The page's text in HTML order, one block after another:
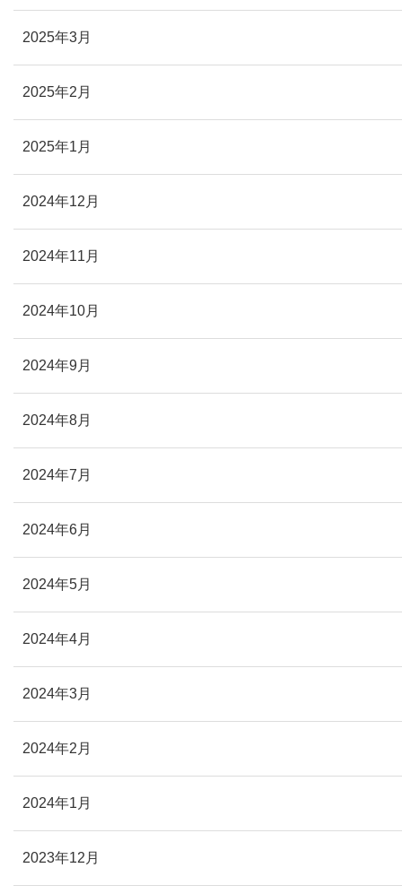
2025年3月
2025年2月
2025年1月
2024年12月
2024年11月
2024年10月
2024年9月
2024年8月
2024年7月
2024年6月
2024年5月
2024年4月
2024年3月
2024年2月
2024年1月
2023年12月